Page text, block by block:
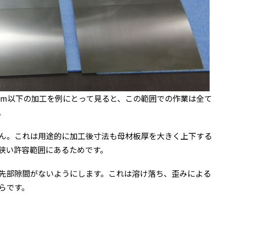
下の加工を例にとって見ると、この範囲での作業は全て
これは用途的に加工後寸法も母材板厚を大きく上下する
許容範囲にあるためです。
隙間がないようにします。これは溶け落ち、歪みによる
す。